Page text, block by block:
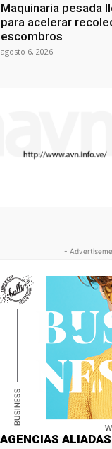
Maquinaria pesada
para acelerar
escombros
agosto 6, 2026
-
AGENCIAS ALIADAS